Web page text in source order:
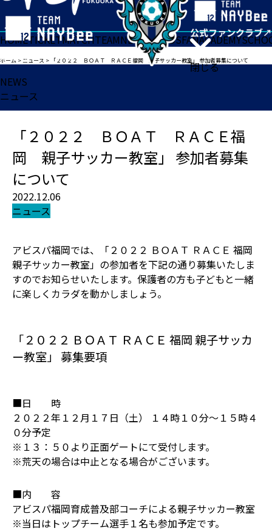
閉じる
HOMETICKETMATCHTEAMNEWSGOODSFANACADEMY
ホーム >ニュース > 「２０２２ ＢＯＡＴ ＲＡＣＥ福岡 親子サッカー教室」 参加者募集について
NEWS
ニュース
「２０２２ ＢＯＡＴ ＲＡＣＥ福
岡 親子サッカー教室」 参加者募集
について
2022.12.06
ニュース
アビスパ福岡では、「２０２２ ＢＯＡＴ ＲＡＣＥ 福岡
親子サッカー教室」の参加者を下記の通り募集いたしま
すのでお知らせいたします。保護者の方も子どもと一緒
に楽しくカラダを動かしましょう。
「２０２２ ＢＯＡＴ ＲＡＣＥ 福岡 親子サッカ
ー教室」 募集要項
■日 時
２０２２年１２月１７日（土） １４時１０分～１５時４
０分予定
※１３：５０より正面ゲートにて受付します。
※荒天の場合は中止となる場合がございます。
■内 容
アビスパ福岡育成普及部コーチによる親子サッカー教室
※当日はトップチーム選手１名も参加予定です。